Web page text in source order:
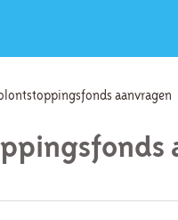
aanvragen